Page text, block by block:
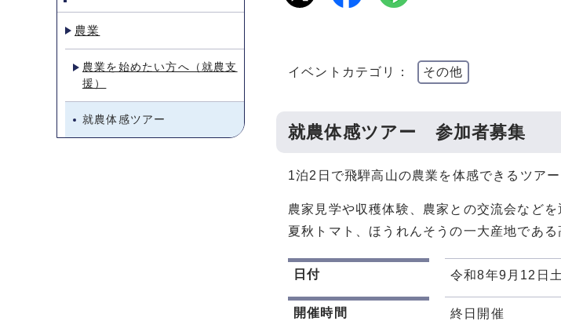
イベントカテゴリ： その他
就農体感ツアー 参加者募集
1泊2日で飛騨高山の農業を体感できるツアー
農家見学や収穫体験、農家との交流会など
夏秋トマト、ほうれんそうの一大産地であ
日付 令和8年9月12日
開催時間
終日開催
農業
農業を始めたい方へ（就農支
援）
就農体感ツアー